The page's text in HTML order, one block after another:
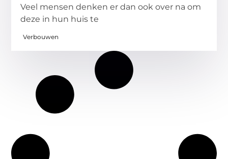
Veel mensen denken er dan ook over na om
deze in hun huis te
Verbouwen